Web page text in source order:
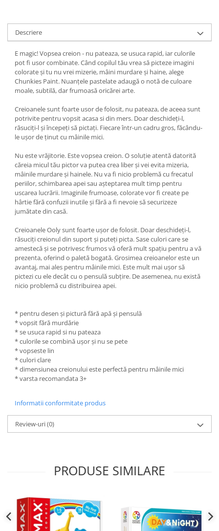
Descriere
E magic! Vopsea creion - nu pateaza, se usuca rapid, iar culorile
pot fi usor combinate. Când copilul tău vrea să picteze imagini
colorate și tu nu vrei mizerie, mâini murdare și haine, alege
Chunkies Paint. Nuanțele pastelate adaugă o notă de culoare
moale, subtilă, dar frumoasă oricărei arte.
Creioanele sunt foarte usor de folosit, nu pateaza, de aceea sunt
potrivite pentru vopsit acasa si din mers. Doar deschideți-l,
răsuciți-l și începeți să pictați. Fiecare într-un cadru gros, făcându-
le ușor de ținut cu mâinile mici.
Nu este vrăjitorie. Este vopsea creion. O soluție atentă datorită
căreia micul tău pictor va putea crea liber și vei evita mizeria,
mâinile murdare și hainele. Nu va fi nicio problemă cu frecatul
periilor, schimbarea apei sau așteptarea mult timp pentru
uscarea lucrării. Imaginile frumoase, colorate vor fi create pe
hârtie fără confuzii inutile și fără a fi nevoie să securizeze
jumătate din casă.
Creioanele Ooly sunt foarte ușor de folosit. Doar deschideți-l,
răsuciți creionul din suport și puteți picta. Sase culori care se
amestecă și se potrivesc frumos vă oferă mult spațiu pentru a vă
prezenta, oferind o paletă bogată. Grosimea creioanelor este un
avantaj, mai ales pentru mâinile mici. Este mult mai ușor să
pictezi cu ele decât cu o pensulă subțire. De asemenea, nu există
nicio problemă cu distribuirea apei.
* pentru desen și pictură fără apă și pensulă
* vopsit fără murdărie
* se usuca rapid si nu pateaza
* culorile se combină ușor și nu se pete
* vopseste lin
* culori clare
* dimensiunea creionului este perfectă pentru mâinile mici
* varsta recomandata 3+
Informatii conformitate produs
Review-uri(0)
PRODUSE SIMILARE